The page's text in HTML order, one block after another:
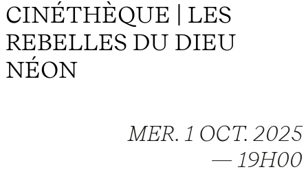
CINÉTHÈQUE | LES
REBELLES DU DIEU
NÉON
MER. 1 OCT. 2025
— 19H00